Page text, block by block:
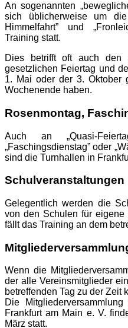
An sogenannten
sich üblicherweise um
Himmelfahrt” und
Training statt.
Dies betrifft oft auch den
gesetzlichen Feiertag und
1. Mai oder der 3. Oktober
Wochenende haben.
Rosenmontag,
Auch an „Quasi-
„Faschingsdienstag” oder
sind die Turnhallen in
Schulveranstaltungen
Gelegentlich werden die
von den Schulen für eigene
fällt das Training an dem
Wenn die
der alle Vereinsmitglieder
betreffenden Tag zu der Zeit
Die
Frankfurt am Main e. V.
März statt.